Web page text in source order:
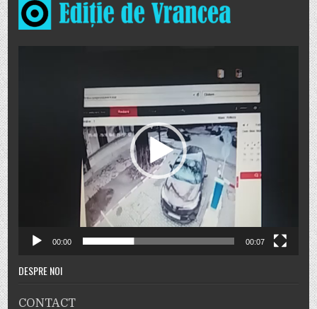
00:00 00:07
DESPRE NOI
CONTACT